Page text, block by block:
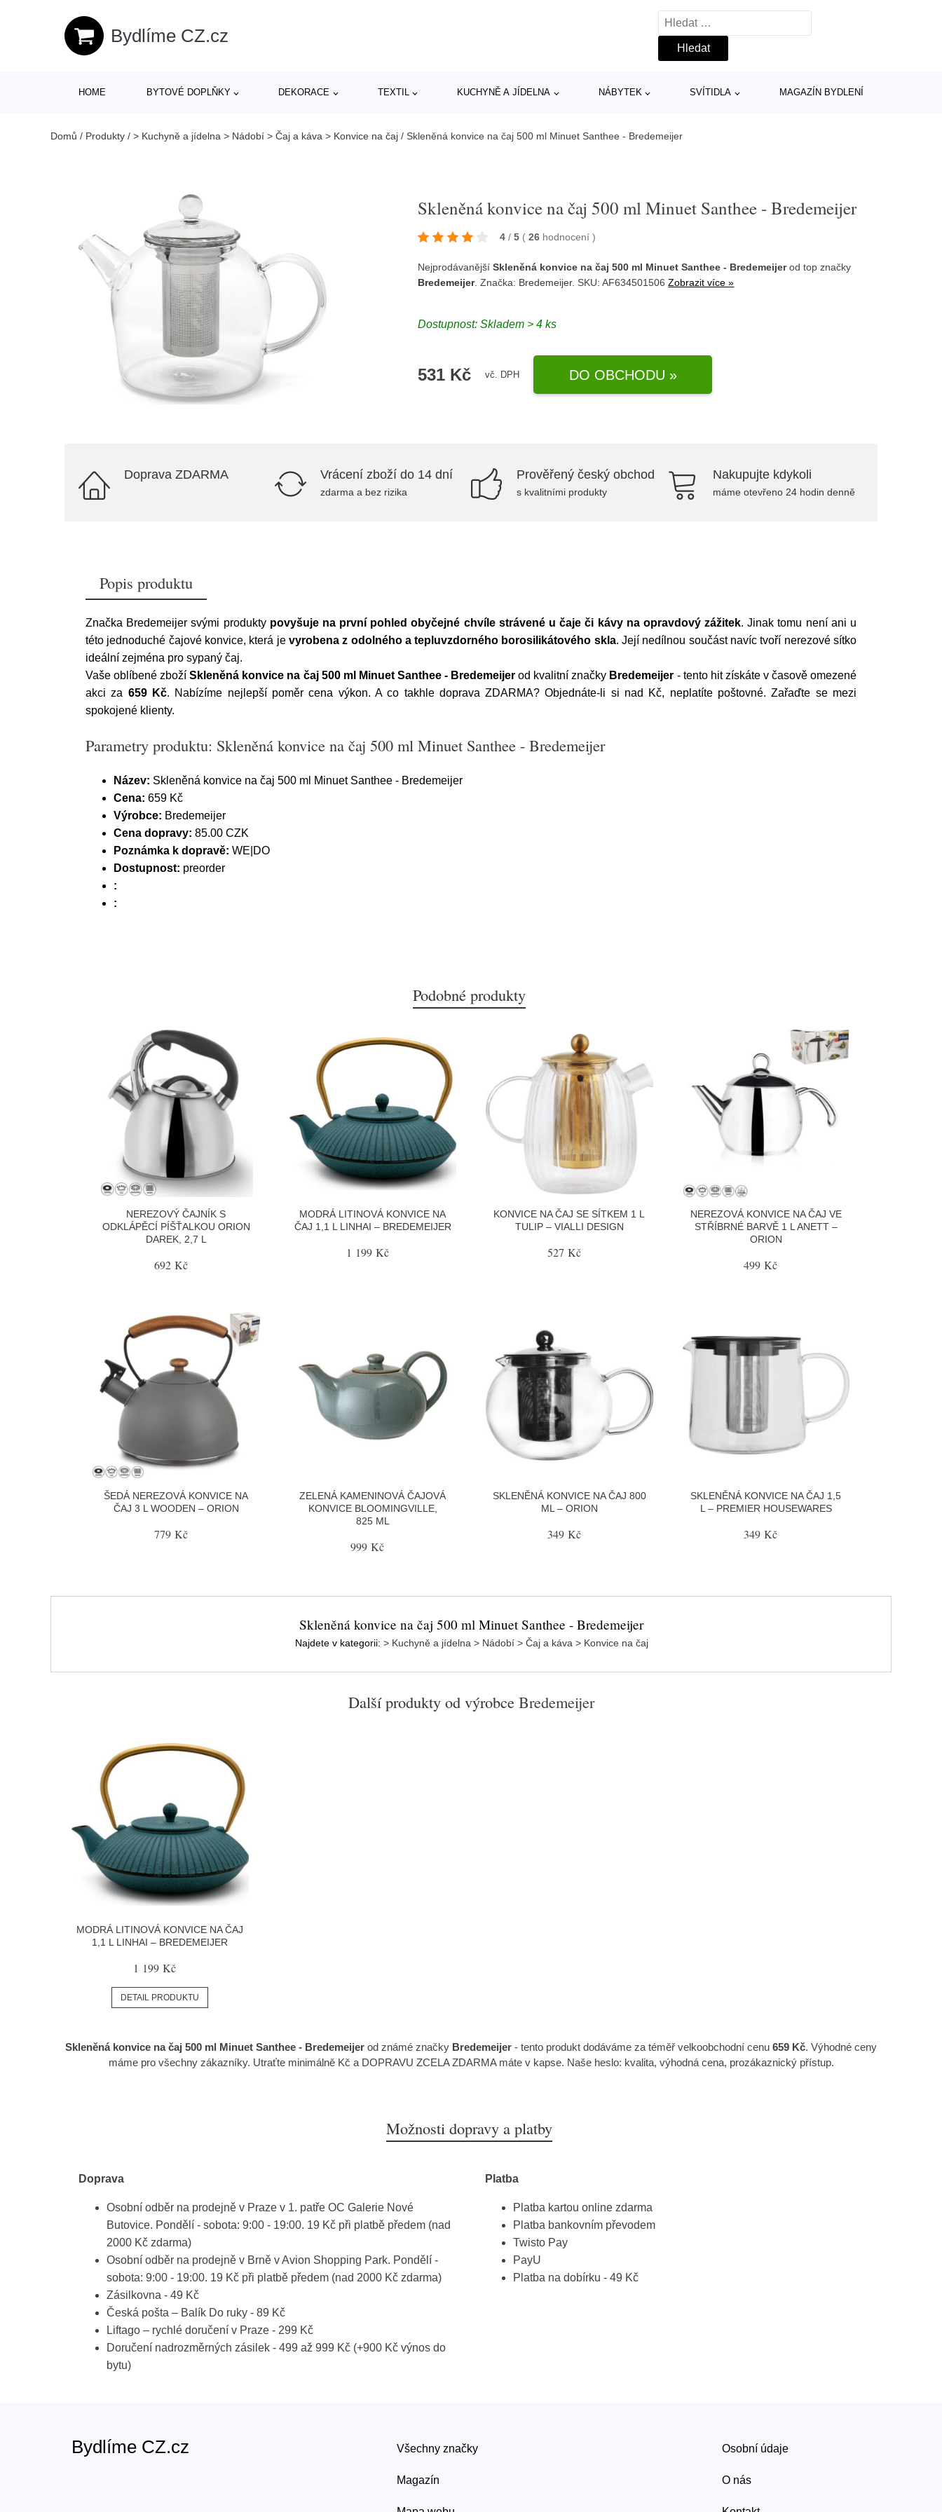
Bydlíme CZ.cz
Vyhledávání
HOME BYTOVÉ DOPLŇKY DEKORACE TEXTIL KUCHYNĚ A JÍDELNA NÁBYTEK SVÍTIDLA MAGAZÍN BYDLENÍ
Domů / Produkty / > Kuchyně a jídelna > Nádobí > Čaj a káva > Konvice na čaj / Skleněná konvice na čaj 500 ml Minuet Santhee - Bredemeijer
Skleněná konvice na čaj 500 ml Minuet Santhee - Bredemeijer
4 / 5 ( 26 hodnocení)
NejprodávanějšíSkleněná konvice na čaj 500 ml Minuet Santhee - Bredemeijerod top značky
Bredemeijer. Značka: Bredemeijer. SKU: AF634501506Zobrazit více »
Dostupnost:Skladem > 4 ks
531 Kč vč. DPH DO OBCHODU »
Doprava ZDARMA Vrácení zboží do 14 dní
zdarma a bez rizika
Prověřený český obchod
s kvalitními produkty
Nakupujte kdykoli
máme otevřeno 24 hodin denně
Popis produktu
Značka Bredemeijer svými produkty povyšuje na první pohled obyčejné chvíle strávené u čaje či kávy na opravdový zážitek. Jinak tomu není ani u
této jednoduché čajové konvice, která je vyrobena z odolného a tepluvzdorného borosilikátového skla. Její nedílnou součást navíc tvoří nerezové sítko
ideální zejména pro sypaný čaj.
Vaše oblíbené zbožíSkleněná konvice na čaj 500 ml Minuet Santhee - Bredemeijer od kvalitní značky Bredemeijer - tento hit získáte v časově omezené
akci za 659 Kč. Nabízíme nejlepší poměr cena výkon. A co takhle doprava ZDARMA? Objednáte-li si nad Kč, neplatíte poštovné. Zařaďte se mezi
spokojené klienty.
Parametry produktu: Skleněná konvice na čaj 500 ml Minuet Santhee - Bredemeijer
Název: Skleněná konvice na čaj 500 ml Minuet Santhee - Bredemeijer
Cena: 659 Kč
Výrobce: Bredemeijer
Cena dopravy: 85.00 CZK
Poznámka k dopravě: WE|DO
Dostupnost: preorder
:
:
Podobné produkty
NEREZOVÝ ČAJNÍK S
ODKLÁPĚCÍ PÍŠŤALKOU ORION
DAREK, 2,7 L
692 Kč
MODRÁ LITINOVÁ KONVICE NA
ČAJ 1,1 L LINHAI – BREDEMEIJER
1 199 Kč
KONVICE NA ČAJ SE SÍTKEM 1 L
TULIP – VIALLI DESIGN
527 Kč
NEREZOVÁ KONVICE NA ČAJ VE
STŘÍBRNÉ BARVĚ 1 L ANETT –
ORION
499 Kč
ŠEDÁ NEREZOVÁ KONVICE NA
ČAJ 3 L WOODEN – ORION
779 Kč
ZELENÁ KAMENINOVÁ ČAJOVÁ
KONVICE BLOOMINGVILLE,
825 ML
999 Kč
SKLENĚNÁ KONVICE NA ČAJ 800
ML – ORION
349 Kč
SKLENĚNÁ KONVICE NA ČAJ 1,5
L – PREMIER HOUSEWARES
349 Kč
Skleněná konvice na čaj 500 ml Minuet Santhee - Bredemeijer
Najdete v kategorii: > Kuchyně a jídelna > Nádobí > Čaj a káva > Konvice na čaj
Další produkty od výrobce Bredemeijer
MODRÁ LITINOVÁ KONVICE NA ČAJ
1,1 L LINHAI – BREDEMEIJER
1 199 Kč
DETAIL PRODUKTU
Skleněná konvice na čaj 500 ml Minuet Santhee - Bredemeijer od známé značky Bredemeijer - tento produkt dodáváme za téměř velkoobchodní cenu 659 Kč. Výhodné ceny
máme pro všechny zákazníky. Utraťte minimálně Kč a DOPRAVU ZCELA ZDARMA máte v kapse. Naše heslo: kvalita, výhodná cena, prozákaznický přístup.
Možnosti dopravy a platby
Doprava
Osobní odběr na prodejně v Praze v 1. patře OC Galerie Nové
Butovice. Pondělí - sobota: 9:00 - 19:00. 19 Kč při platbě předem (nad
2000 Kč zdarma)
Osobní odběr na prodejně v Brně v Avion Shopping Park. Pondělí -
sobota: 9:00 - 19:00. 19 Kč při platbě předem (nad 2000 Kč zdarma)
Zásilkovna - 49 Kč
Česká pošta – Balík Do ruky - 89 Kč
Liftago – rychlé doručení v Praze - 299 Kč
Doručení nadrozměrných zásilek - 499 až 999 Kč (+900 Kč výnos do
bytu)
Platba
Platba kartou online zdarma
Platba bankovním převodem
Twisto Pay
PayU
Platba na dobírku - 49 Kč
Bydlíme CZ.cz Všechny značky
Magazín
Osobní údaje
O nás